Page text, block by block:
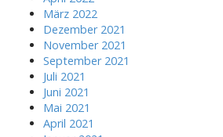
März 2022
Dezember 2021
November 2021
September 2021
Juli 2021
Juni 2021
Mai 2021
April 2021